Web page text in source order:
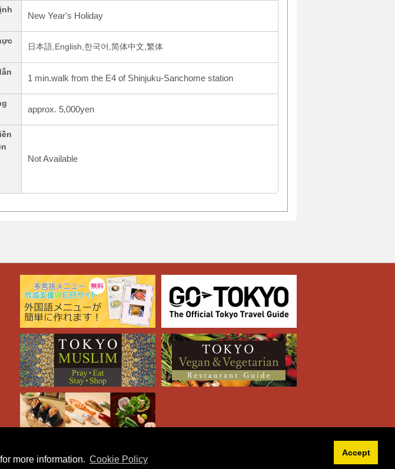
more information. Cookie Policy
Accept
New Year's Holiday
日本語,English,한국어,简体中文,繁体
1 min.walk from the E4 of Shinjuku-Sanchome station
approx. 5,000yen
Not Available